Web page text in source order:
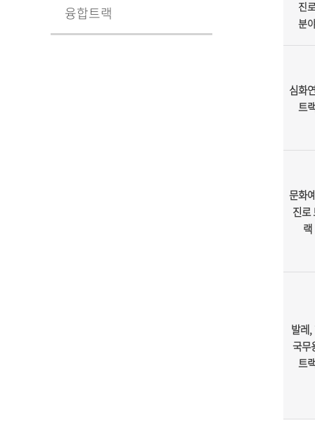
융합트랙
진
분
심화
트
문화
진로
랙
발레,
국무
트